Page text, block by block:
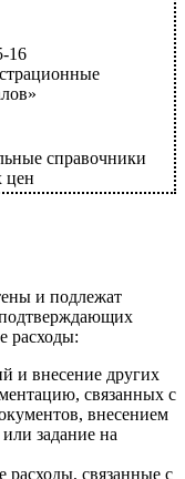
16
справочники
цен
и подлежат
расходы:
и внесение других
связанных с
внесением
задание на
связанные с